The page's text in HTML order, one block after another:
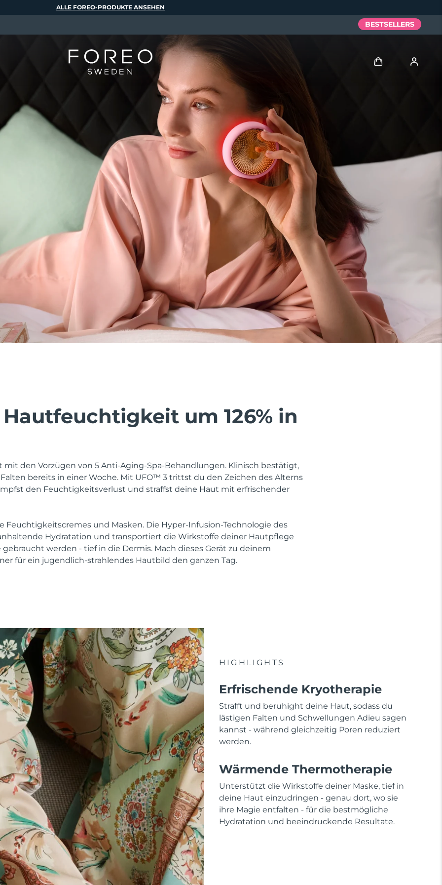
um 126% in
mit den Vorzügen von 5 Anti-Aging-Spa-Behandlungen. Klinisch bestätigt,
bereits in einer Woche. Mit UFO™ 3 trittst du den Zeichen des Alterns
den Feuchtigkeitsverlust und straffst deine Haut mit erfrischender
Feuchtigkeitscremes und Masken. Die Hyper-Infusion-Technologie des
Hydratation und transportiert die Wirkstoffe deiner Hautpflege
werden - tief in die Dermis. Mach dieses Gerät zu deinem
für ein jugendlich-strahlendes Hautbild den ganzen Tag.
HIGHLIGHTS
Erfrischende Kryotherapie
Strafft und beruhight deine Haut, sodass du
lästigen Falten und Schwellungen Adieu sagen
kannst - während gleichzeitig Poren reduziert
werden.
Wärmende Thermotherapie
Unterstützt die Wirkstoffe deiner Maske, tief in
deine Haut einzudringen - genau dort, wo sie
ihre Magie entfalten - für die bestmögliche
Hydratation und beeindruckende Resultate.
ALLE FOREO-PRODUKTE ANSEHEN
BESTSELLERS
Meine Bestellungen
Meine Abonnements